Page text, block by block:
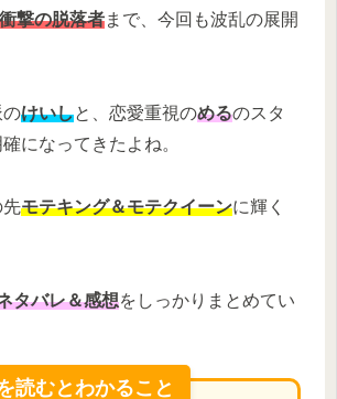
衝撃の脱落者まで、今回も波乱の展開
のけいしと、恋愛重視のめるのスタ
になってきたよね。
先モテキング＆モテクイーンに輝く
タバレ＆感想をしっかりまとめてい
読むとわかること